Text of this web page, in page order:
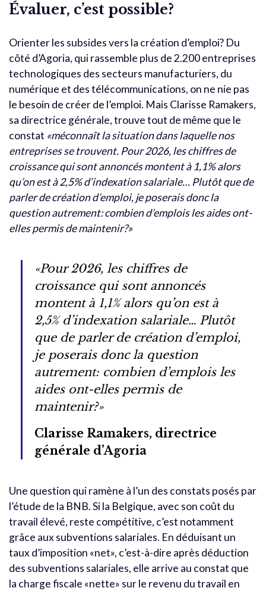
Évaluer, c’est possible?
Orienter les subsides vers la création d’emploi? Du
côté d’Agoria, qui rassemble plus de 2.200 entreprises
technologiques des secteurs manufacturiers, du
numérique et des télécommunications, on ne nie pas
le besoin de créer de l’emploi. Mais Clarisse Ramakers,
sa directrice générale, trouve tout de même que le
constat «méconnaît la situation dans laquelle nos
entreprises se trouvent. Pour 2026, les chiffres de
croissance qui sont annoncés montent à 1,1% alors
qu’on est à 2,5% d’indexation salariale… Plutôt que de
parler de création d’emploi, je poserais donc la
question autrement: combien d’emplois les aides ont-
elles permis de maintenir?»
«Pour 2026, les chiffres de
croissance qui sont annoncés
montent à 1,1% alors qu’on est à
2,5% d’indexation salariale… Plutôt
que de parler de création d’emploi,
je poserais donc la question
autrement: combien d’emplois les
aides ont-elles permis de
maintenir?»
Clarisse Ramakers, directrice
générale d’Agoria
Une question qui ramène à l’un des constats posés par
l’étude de la BNB. Si la Belgique, avec son coût du
travail élevé, reste compétitive, c’est notamment
grâce aux subventions salariales. En déduisant un
taux d’imposition «net», c’est-à-dire après déduction
des subventions salariales, elle arrive au constat que
la charge fiscale «nette» sur le revenu du travail en